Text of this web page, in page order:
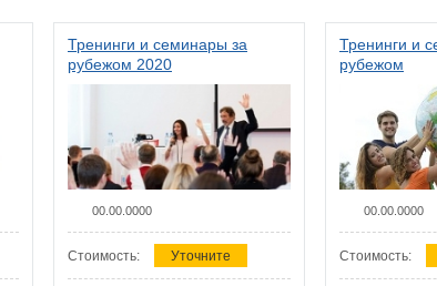
Тренинги и семинары за
рубежом 2020
00.00.0000
Стоимость: Уточните
Тренинги и
рубежом
00.00.0000
Стоимость: